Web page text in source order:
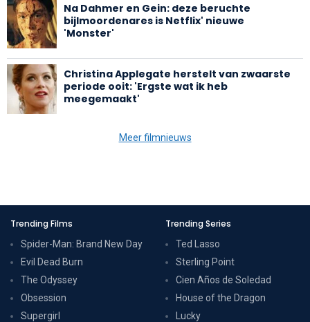
Na Dahmer en Gein: deze beruchte
bijlmoordenares is Netflix' nieuwe
'Monster'
Christina Applegate herstelt van zwaarste
periode ooit: 'Ergste wat ik heb
meegemaakt'
Meer filmnieuws
Trending Films
Spider-Man: Brand New Day
Evil Dead Burn
The Odyssey
Obsession
Supergirl
Trending Series
Ted Lasso
Sterling Point
Cien Años de Soledad
House of the Dragon
Lucky